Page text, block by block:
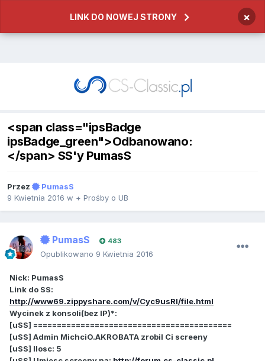
LINK DO NOWEJ STRONY ×
<span class="ipsBadge
ipsBadge_green">Odbanowano:
</span> SS'y PumasS
Przez
PumasS
9 Kwietnia 2016 w + Prośby o UB
PumasS 483
Opublikowano 9 Kwietnia 2016
Nick: PumasS
Link do SS:
http://www69.zippyshare.com/v/Cyc9usRl/file.html
Wycinek z konsoli(bez IP)*:
[uSS] ==========================================
[uSS] Admin MichciO.AKROBATA zrobil Ci screeny
[uSS] Ilosc: 5